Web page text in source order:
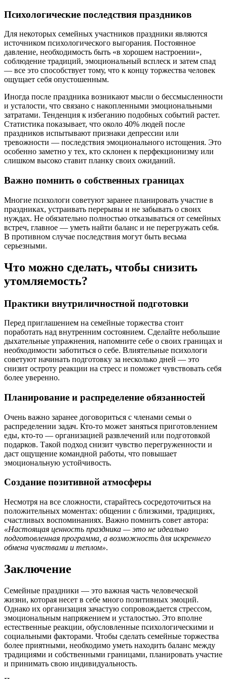
Психологические последствия праздников
Для некоторых семейных участников праздники являются
источником психологического выгорания. Постоянное
давление, необходимость быть «в хорошем настроении»,
соблюдение традиций, эмоциональный всплеск и затем спад
— все это способствует тому, что к концу торжества человек
ощущает себя опустошенным.
Иногда после праздника возникают мысли о бессмысленности
и усталости, что связано с накопленными эмоциональными
затратами. Тенденция к избеганию подобных событий растет.
Статистика показывает, что около 40% людей после
праздников испытывают признаки депрессии или
тревожности — последствия эмоционального истощения. Это
особенно заметно у тех, кто склонен к перфекционизму или
слишком высоко ставит планку своих ожиданий.
Важно помнить о собственных границах
Многие психологи советуют заранее планировать участие в
праздниках, устраивать перерывы и не забывать о своих
нуждах. Не обязательно полностью отказываться от семейных
встреч, главное — уметь найти баланс и не перегружать себя.
В противном случае последствия могут быть весьма
серьезными.
Что можно сделать, чтобы снизить
утомляемость?
Практики внутриличностной подготовки
Перед приглашением на семейные торжества стоит
поработать над внутренним состоянием. Сделайте небольшие
дыхательные упражнения, напомните себе о своих границах и
необходимости заботиться о себе. Влиятельные психологи
советуют начинать подготовку за несколько дней — это
снизит остроту реакции на стресс и поможет чувствовать себя
более уверенно.
Планирование и распределение обязанностей
Очень важно заранее договориться с членами семьи о
распределении задач. Кто-то может заняться приготовлением
еды, кто-то — организацией развлечений или подготовкой
подарков. Такой подход снизит чувство перегруженности и
даст ощущение командной работы, что повышает
эмоциональную устойчивость.
Создание позитивной атмосферы
Несмотря на все сложности, старайтесь сосредоточиться на
положительных моментах: общении с близкими, традициях,
счастливых воспоминаниях. Важно помнить совет автора:
«Настоящая ценность праздника — это не идеально
подготовленная программа, а возможность для искреннего
обмена чувствами и теплом».
Заключение
Семейные праздники — это важная часть человеческой
жизни, которая несет в себе много позитивных эмоций.
Однако их организация зачастую сопровождается стрессом,
эмоциональным напряжением и усталостью. Это вполне
естественные реакции, обусловленные психологическими и
социальными факторами. Чтобы сделать семейные торжества
более приятными, необходимо уметь находить баланс между
традициями и собственными границами, планировать участие
и принимать свою индивидуальность.